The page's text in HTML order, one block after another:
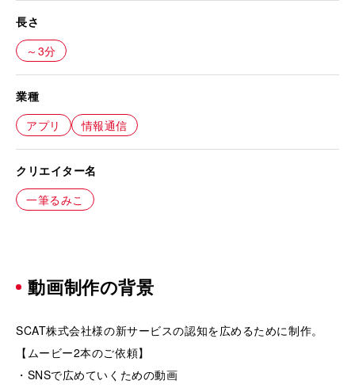
長さ
～3分
業種
アプリ
情報通信
クリエイター名
一筆るみこ
動画制作の背景
SCAT株式会社様の新サービスの認知を広めるために制作。
【ムービー2本のご依頼】
・SNSで広めていくための動画